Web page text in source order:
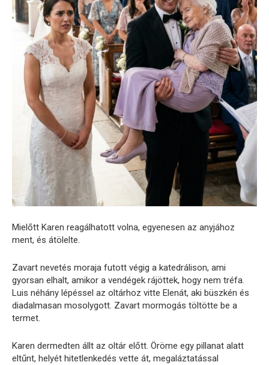
Mielőtt Karen reagálhatott volna, egyenesen az anyjához
ment, és átölelte.
Zavart nevetés moraja futott végig a katedrálison, ami
gyorsan elhalt, amikor a vendégek rájöttek, hogy nem tréfa.
Luis néhány lépéssel az oltárhoz vitte Elenát, aki büszkén és
diadalmasan mosolygott. Zavart mormogás töltötte be a
termet.
Karen dermedten állt az oltár előtt. Öröme egy pillanat alatt
eltűnt, helyét hitetlenkedés vette át, megaláztatással